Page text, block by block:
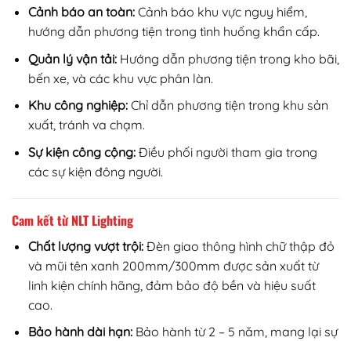
Cảnh báo an toàn:Cảnh báo khu vực nguy hiểm,
hướng dẫn phương tiện trong tình huống khẩn cấp.
Quản lý vận tải:Hướng dẫn phương tiện trong kho bãi,
bến xe, và các khu vực phân làn.
Khu công nghiệp:Chỉ dẫn phương tiện trong khu sản
xuất, tránh va chạm.
Sự kiện công cộng:Điều phối người tham gia trong
các sự kiện đông người.
Cam kết từ NLT Lighting
Chất lượng vượt trội:Đèn giao thông hình chữ thập đỏ
và mũi tên xanh 200mm/300mm được sản xuất từ
linh kiện chính hãng, đảm bảo độ bền và hiệu suất
cao.
Bảo hành dài hạn:Bảo hành từ 2 – 5 năm, mang lại sự